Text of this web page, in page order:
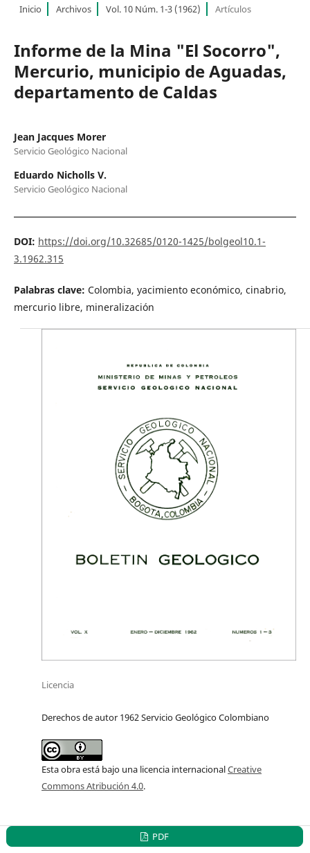
Inicio Archivos Vol. 10 Núm. 1-3 (1962) Artículos
Informe de la Mina "El Socorro",
Mercurio, municipio de Aguadas,
departamento de Caldas
Jean Jacques Morer
Servicio Geológico Nacional
Eduardo Nicholls V.
Servicio Geológico Nacional
DOI: https://doi.org/10.32685/0120-1425/bolgeol10.1-
3.1962.315
Palabras clave: Colombia, yacimiento económico, cinabrio,
mercurio libre, mineralización
Licencia
Derechos de autor 1962 Servicio Geológico Colombiano
Esta obra está bajo una licencia internacionalCreative
Commons Atribución 4.0.
PDF